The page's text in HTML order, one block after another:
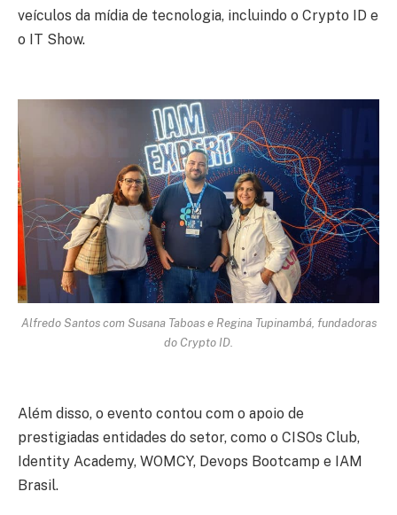
veículos da mídia de tecnologia, incluindo o Crypto ID e
o IT Show.
Alfredo Santos com Susana Taboas e Regina Tupinambá, fundadoras
do Crypto ID.
Além disso, o evento contou com o apoio de
prestigiadas entidades do setor, como o CISOs Club,
Identity Academy, WOMCY, Devops Bootcamp e IAM
Brasil.